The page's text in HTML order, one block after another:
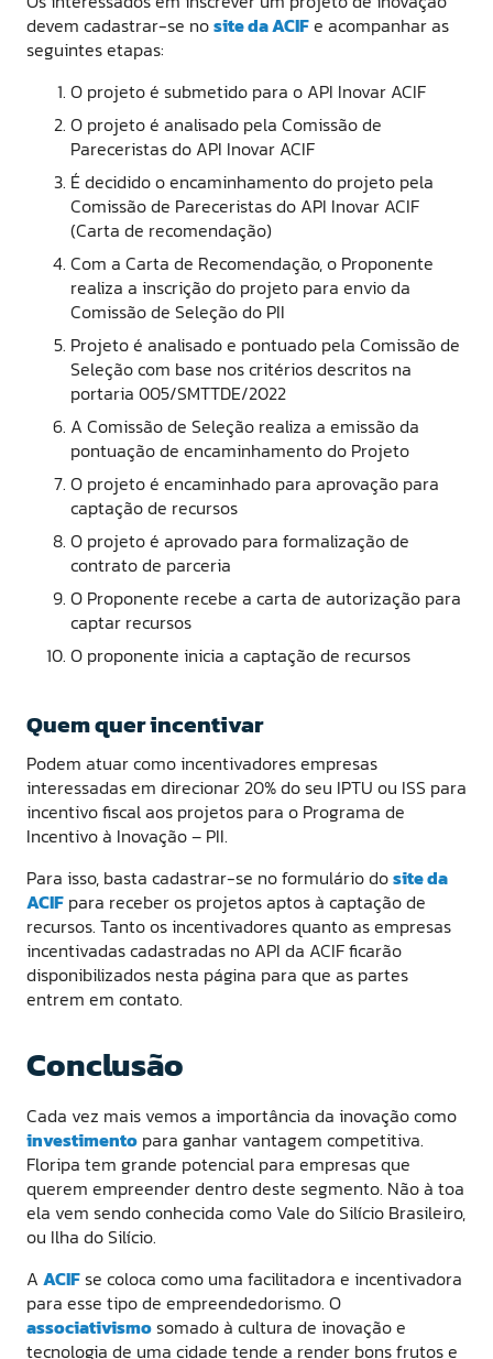
devem cadastrar-se nosite da ACIFe acompanhar as
seguintes etapas:
O projeto é submetido para o API Inovar ACIF
O projeto é analisado pela Comissão de
Pareceristas do API Inovar ACIF
É decidido o encaminhamento do projeto pela
Comissão de Pareceristas do API Inovar ACIF
(Carta de recomendação)
Com a Carta de Recomendação, o Proponente
realiza a inscrição do projeto para envio da
Comissão de Seleção do PII
Projeto é analisado e pontuado pela Comissão de
Seleção com base nos critérios descritos na
portaria 005/SMTTDE/2022
A Comissão de Seleção realiza a emissão da
pontuação de encaminhamento do Projeto
O projeto é encaminhado para aprovação para
captação de recursos
O projeto é aprovado para formalização de
contrato de parceria
O Proponente recebe a carta de autorização para
captar recursos
O proponente inicia a captação de recursos
Quem quer incentivar
Podem atuar como incentivadores empresas
interessadas em direcionar 20% do seu IPTU ou ISS para
incentivo fiscal aos projetos para o Programa de
Incentivo à Inovação – PII.
Para isso, basta cadastrar-se no formulário dosite da
ACIF para receber os projetos aptos à captação de
recursos. Tanto os incentivadores quanto as empresas
incentivadas cadastradas no API da ACIF ficarão
disponibilizados nesta página para que as partes
entrem em contato.
Conclusão
Cada vez mais vemos a importância da inovação como
investimento para ganhar vantagem competitiva.
Floripa tem grande potencial para empresas que
querem empreender dentro deste segmento. Não à toa
ela vem sendo conhecida como Vale do Silício Brasileiro,
ou Ilha do Silício.
A ACIFse coloca como uma facilitadora e incentivadora
para esse tipo de empreendedorismo. O
associativismosomado à cultura de inovação e
tecnologia de uma cidade tende a render bons frutos e